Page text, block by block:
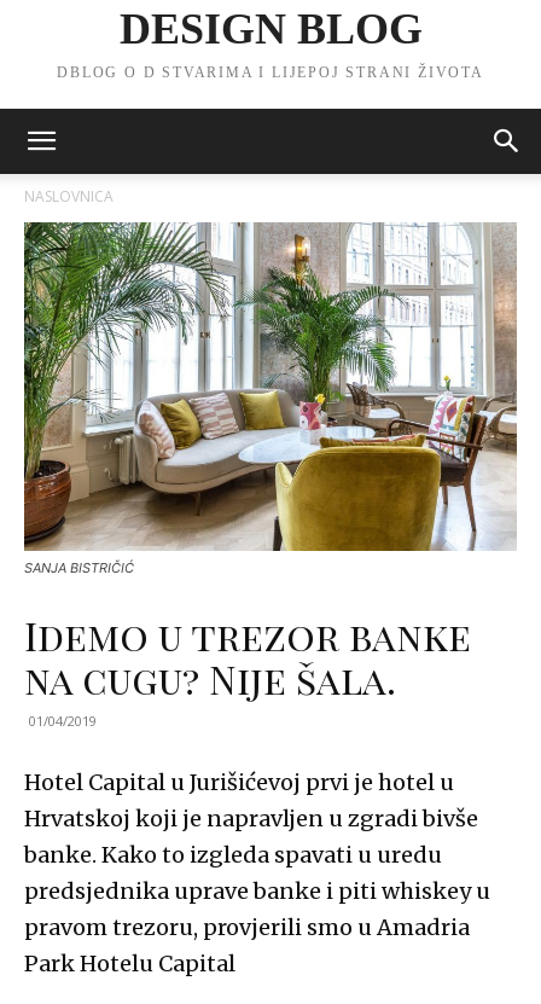
DESIGN BLOG
DBLOG O D STVARIMA I LIJEPOJ STRANI ŽIVOTA
NASLOVNICA
SANJA BISTRIČIĆ
Idemo u trezor banke
na cugu? Nije šala.
01/04/2019
Hotel Capital u Jurišićevoj prvi je hotel u
Hrvatskoj koji je napravljen u zgradi bivše
banke. Kako to izgleda spavati u uredu
predsjednika uprave banke i piti whiskey u
pravom trezoru, provjerili smo u Amadria
Park Hotelu Capital